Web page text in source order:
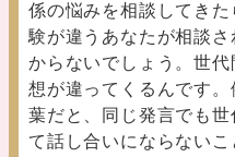
係の悩みを相談してき
験が違うあなたが相談
からないでしょう。世
想が違ってくるんです
葉だと、同じ発言でも
て話し合いにならない